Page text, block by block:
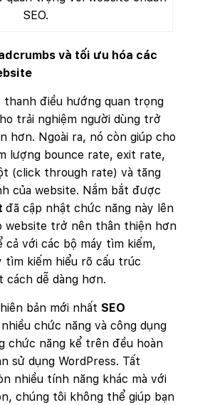
SEO.
và tối ưu hóa các
thanh điều hướng quan trọng
trải nghiệm người dùng trở
hơn. Ngoài ra, nó còn giúp cho
lượng bounce rate, exit rate,
(click through rate) và tăng
của website. Nắm bắt được
đã cập nhật chức năng này lên
website trở nên thân thiện hơn
cả với các bộ máy tìm kiếm,
tìm kiếm hiểu rõ cấu trúc
cách dễ dàng hơn.
bản mới nhất SEO
chức năng và công dụng
chức năng kể trên đều hoàn
sử dụng WordPress. Tất
nhiều tính năng khác mà với
chúng tôi không thể giúp bạn